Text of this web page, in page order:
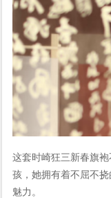
这套时崎狂三新春旗
孩，她拥有着不屈不
魅力。